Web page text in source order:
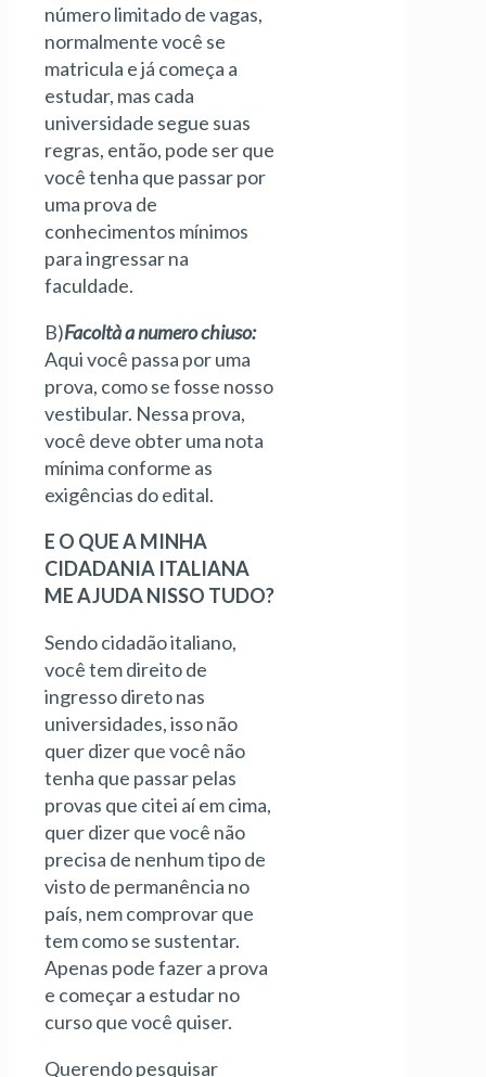
número limitado de vagas,
normalmente você se
matricula e já começa a
estudar, mas cada
universidade segue suas
regras, então, pode ser que
você tenha que passar por
uma prova de
conhecimentos mínimos
para ingressar na
faculdade.
B)Facoltà a numero chiuso:
Aqui você passa por uma
prova, como se fosse nosso
vestibular. Nessa prova,
você deve obter uma nota
mínima conforme as
exigências do edital.
E O QUE A MINHA
CIDADANIA ITALIANA
ME AJUDA NISSO TUDO?
Sendo cidadão italiano,
você tem direito de
ingresso direto nas
universidades, isso não
quer dizer que você não
tenha que passar pelas
provas que citei aí em cima,
quer dizer que você não
precisa de nenhum tipo de
visto de permanência no
país, nem comprovar que
tem como se sustentar.
Apenas pode fazer a prova
e começar a estudar no
curso que você quiser.
Querendo pesquisar